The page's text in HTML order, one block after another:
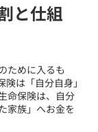
と仕組
ために入るも
は「自分自身」
命保険は、自分
家族」へお金を